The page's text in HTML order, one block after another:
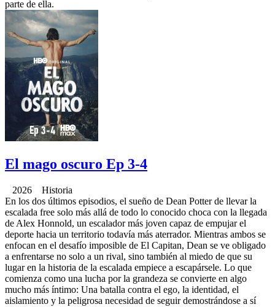
parte de ella.
El mago oscuro Ep 3-4
2026 Historia
En los dos últimos episodios, el sueño de Dean Potter de llevar la
escalada free solo más allá de todo lo conocido choca con la llegada
de Alex Honnold, un escalador más joven capaz de empujar el
deporte hacia un territorio todavía más aterrador. Mientras ambos se
enfocan en el desafío imposible de El Capitan, Dean se ve obligado
a enfrentarse no solo a un rival, sino también al miedo de que su
lugar en la historia de la escalada empiece a escapársele. Lo que
comienza como una lucha por la grandeza se convierte en algo
mucho más íntimo: Una batalla contra el ego, la identidad, el
aislamiento y la peligrosa necesidad de seguir demostrándose a sí